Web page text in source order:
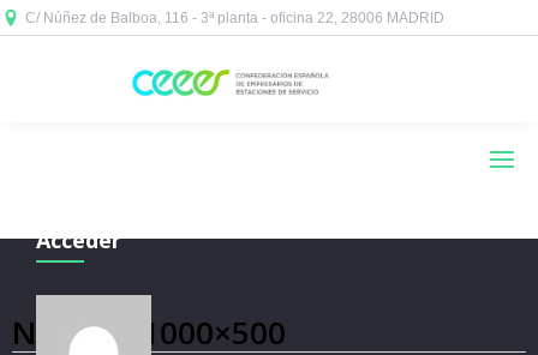
C/ Núñez de Balboa, 116 - 3ª planta - oficina 22, 28006 MADRID
Noticias 1000×500
Acceder